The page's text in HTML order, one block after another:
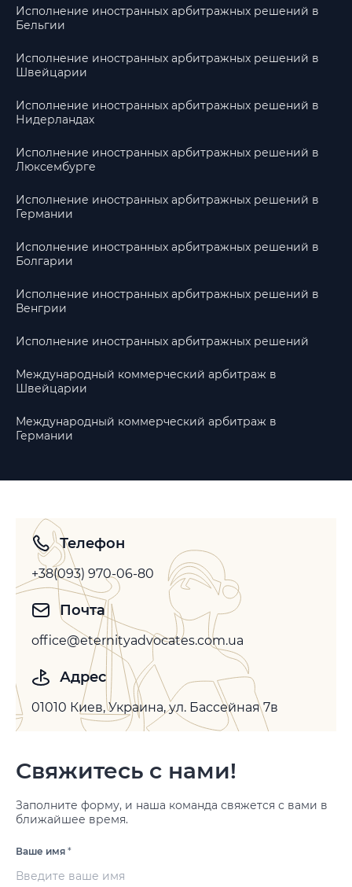
Исполнение иностранных арбитражных решений в
Бельгии
Исполнение иностранных арбитражных решений в
Швейцарии
Исполнение иностранных арбитражных решений в
Нидерландах
Исполнение иностранных арбитражных решений в
Люксембурге
Исполнение иностранных арбитражных решений в
Германии
Исполнение иностранных арбитражных решений в
Болгарии
Исполнение иностранных арбитражных решений в
Венгрии
Исполнение иностранных арбитражных решений
Международный коммерческий арбитраж в
Швейцарии
Международный коммерческий арбитраж в
Германии
Телефон
+38(093) 970-06-80
Почта
office@eternityadvocates.com.ua
Адрес
01010 Киев, Украина, ул. Бассейная 7в
Свяжитесь с нами!
Заполните форму, и наша команда свяжется с вами в
ближайшее время.
Ваше имя *